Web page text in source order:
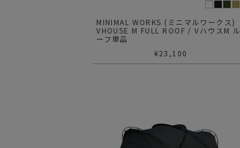
MINIMAL WORKS (ミニマルワークス)
VHOUSE M FULL ROOF / VハウスM ル
ーフ単品
¥23,100